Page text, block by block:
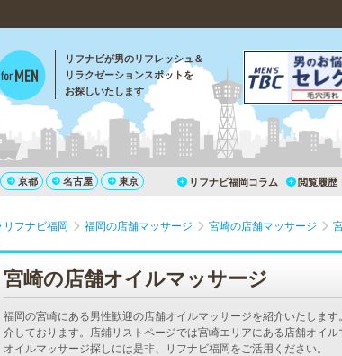
リフナビが男のリフレッシュ＆
リラクゼーションスポットを
お探しいたします
京都 名古屋 東京 リフナビ福岡コラム 閲覧履歴
リフナビ福岡 福岡の店舗マッサージ 宮崎の店舗マッサージ
宮崎の店舗オイルマッサージ
福岡の宮崎にある男性歓迎の店舗オイルマッサージを紹介いたしま
介しております。店鋪リストページでは宮崎エリアにある店舗オイ
オイルマッサージ探しには是非、リフナビ福岡をご活用ください。